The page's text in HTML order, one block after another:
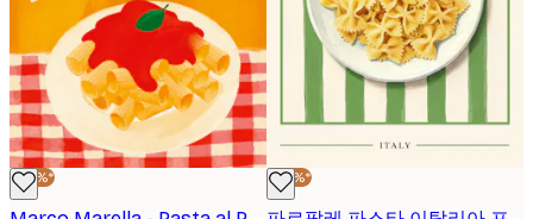
-30%* -30%*